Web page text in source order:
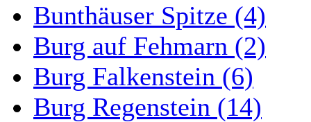
Bunthäuser Spitze (4)
Burg auf Fehmarn (2)
Burg Falkenstein (6)
Burg Regenstein (14)